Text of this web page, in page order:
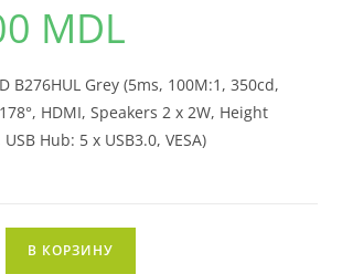
MDL
B276HUL Grey (5ms, 100M:1, 350cd,
HDMI, Speakers 2 x 2W, Height
Hub: 5 x USB3.0, VESA)
В КОРЗИНУ